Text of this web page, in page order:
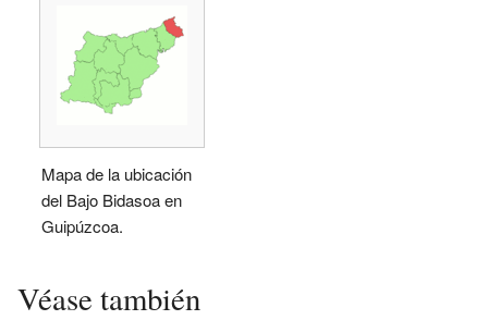
Mapa de la ubicación
del Bajo Bidasoa en
Guipúzcoa.
Véase también